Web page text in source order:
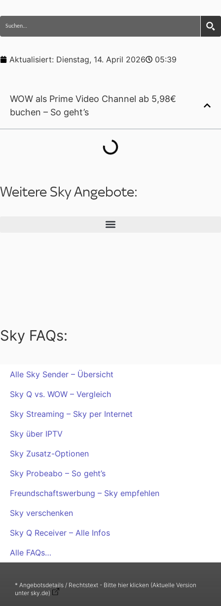
Aktualisiert: Dienstag, 14. April 2026 05:39
WOW als Prime Video Channel ab 5,98€
buchen – So geht’s
Weitere Sky Angebote:
Sky FAQs:
Alle Sky Sender – Übersicht
Sky Q vs. WOW – Vergleich
Sky Streaming – Sky per Internet
Sky über IPTV
Sky Zusatz-Optionen
Sky Probeabo – So geht’s
Freundschaftswerbung – Sky empfehlen
Sky verschenken
Sky Q Receiver – Alle Infos
Alle FAQs…
* Angebotsdetails / Rechtstext - Bitte hier klicken (Aktuelle Version
unter sky.de)